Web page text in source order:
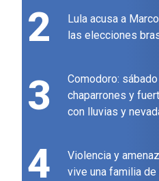
2
Lula acusa a
las elecciones
3
Comodoro:
chaparrones y
con lluvias y
4
Violencia y
vive una familia de